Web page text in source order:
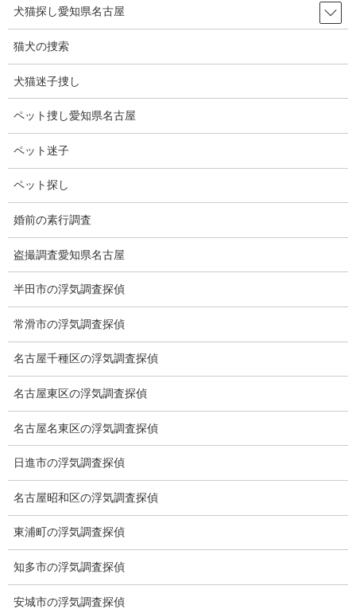
と思い問い合わせをした。
2位：面談で調査方法をきちんと説明してくれたので安心できた。
3位：他社の面談は調査料金の話が多かったが、ミライリサーチの
当社がホームページに料金を明瞭にしている理由は、ご面談の目
的が成功するための情報収集のため、お客様の貴重なお時間を有
調査料金が曖昧の場合、矛盾した説明をするため、余分な時間が
ていると信用できません。
最初から嘘もごまかしもなく料金を明瞭にすることで透明性があ
ります。
当社は信頼関係を大切にしております。
透明性は探偵社選びの重要なポイントでもあります。
ブログ
探偵業の出来る事
犬猫探し愛知県名古屋
猫犬の捜索
犬猫迷子捜し
ペット捜し愛知県名古屋
ペット迷子
ペット探し
婚前の素行調査
盗撮調査愛知県名古屋
半田市の浮気調査探偵
常滑市の浮気調査探偵
名古屋千種区の浮気調査探偵
名古屋東区の浮気調査探偵
名古屋名東区の浮気調査探偵
日進市の浮気調査探偵
名古屋昭和区の浮気調査探偵
東浦町の浮気調査探偵
知多市の浮気調査探偵
安城市の浮気調査探偵